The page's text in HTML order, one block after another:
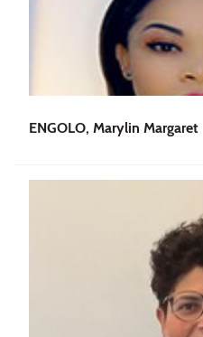
ENGOLO, Marylin Margaret